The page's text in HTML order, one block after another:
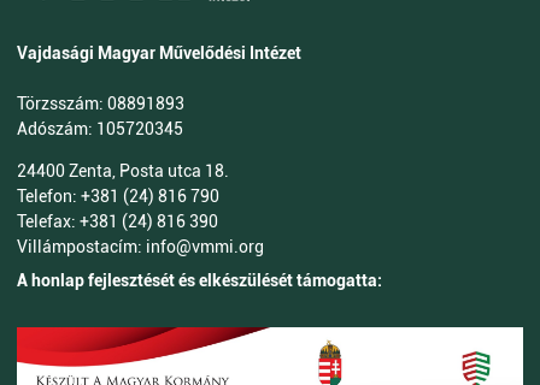
Vajdasági Magyar Művelődési Intézet
Törzsszám: 08891893
Adószám: 105720345
24400 Zenta, Posta utca 18.
Telefon: +381 (24) 816 790
Telefax: +381 (24) 816 390
Villámpostacím: info@vmmi.org
A honlap fejlesztését és elkészülését támogatta: